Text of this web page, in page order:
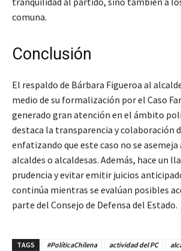
comuna.
Conclusión
El respaldo de Bárbara Figueroa al
medio de su formalización por el Caso
generado gran atención en el ámbito
destaca la transparencia y colaboración
enfatizando que este caso no se asemeja
alcaldes o alcaldesas. Además, hace un
prudencia y evitar emitir juicios
continúa mientras se evalúan posibles
parte del Consejo de Defensa del Estado.
TAGS #PolíticaChilena actividad del PC